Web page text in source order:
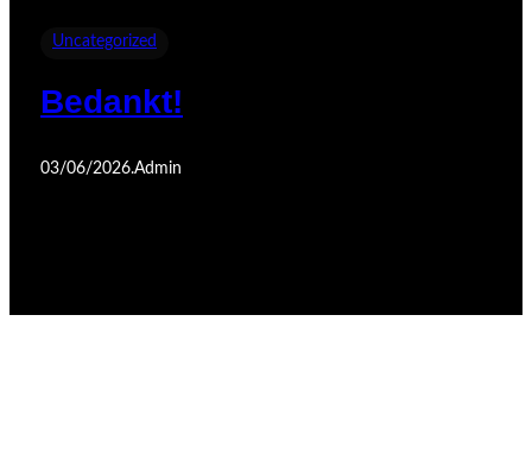
Uncategorized
Bedankt!
03/06/2026.Admin